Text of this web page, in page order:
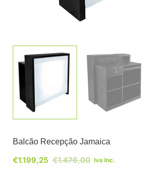
Balcão Recepção Jamaica
€1.476,00
€1.199,25 Iva Inc.